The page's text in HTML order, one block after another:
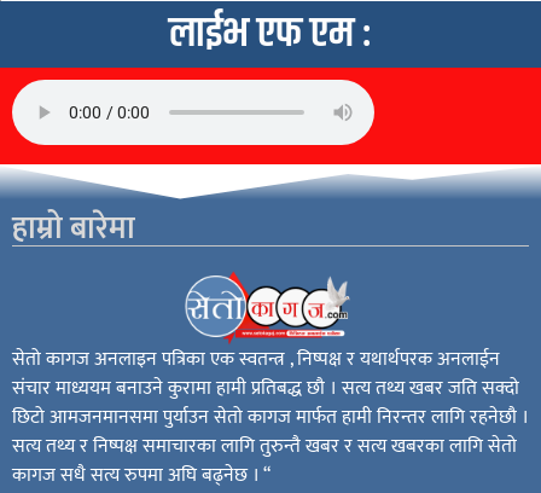
लाईभ एफ एम :
हाम्रो बारेमा
सेतो कागज अनलाइन पत्रिका एक स्वतन्त्र , निष्पक्ष र यथार्थपरक अनलाईन
संचार माध्ययम बनाउने कुरामा हामी प्रतिबद्ध छौ । सत्य तथ्य खबर जति सक्दो
छिटो आमजनमानसमा पुर्याउन सेतो कागज मार्फत हामी निरन्तर लागि रहनेछौ ।
सत्य तथ्य र निष्पक्ष समाचारका लागि तुरुन्तै खबर र सत्य खबरका लागि सेतो
कागज सधै सत्य रुपमा अघि बढ्नेछ । “